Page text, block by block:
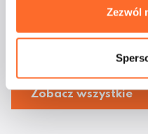
Zezwól
Zobacz wszystkie